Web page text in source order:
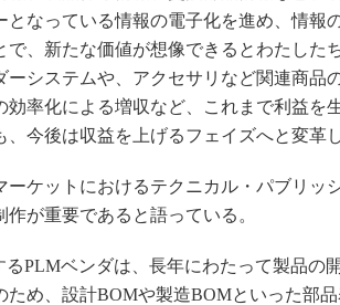
となっている情報の電子化を進め、情報
で、新たな価値が想像できるとわたした
ーシステムや、アクセサリなど関連商品
効率化による増収など、これまで利益を
、今後は収益を上げるフェイズへと変革
ケットにおけるテクニカル・パブリッ
が重要であると語っている。
PLMベンダは、長年にわたって製品の
ため、設計BOMや製造BOMといった部